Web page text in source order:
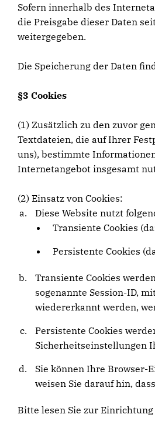
Sofern innerhalb des
die Preisgabe dieser Daten
weitergegeben.
Die Speicherung der Daten
§3 Cookies
(1) Zusätzlich zu den zuvor
Textdateien, die auf Ihrer
uns), bestimmte
Internetangebot insgesamt
(2) Einsatz von Cookies:
Diese Website nutzt
Transiente Cookies
Persistente Cookies
Transiente Cookies
sogenannte Session-ID,
wiedererkannt werden,
Persistente Cookies
Sicherheitseinstellungen
Sie können Ihre Browser-
weisen Sie darauf hin,
Bitte lesen Sie zur